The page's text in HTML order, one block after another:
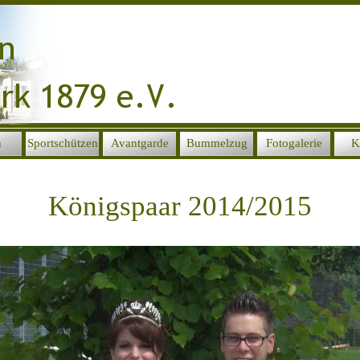
Menü überspringen
▼
Sportschützen ▼
Avantgarde ▼
Bummelzug ▼
Fotogalerie
Königspaar 2014/2015